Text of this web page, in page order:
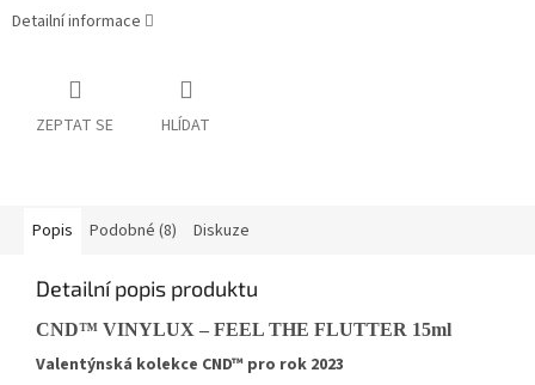
Detailní informace
ZEPTAT SE HLÍDAT
Popis Podobné (8) Diskuze
Detailní popis produktu
CND™ VINYLUX – FEEL THE FLUTTER 15ml
Valentýnská kolekce CND™ pro rok 2023